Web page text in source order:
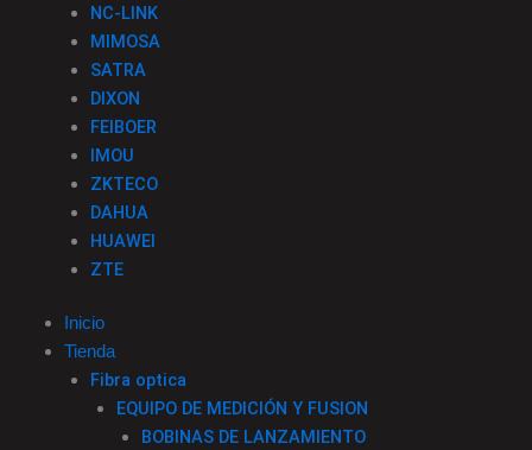
NC-LINK
MIMOSA
SATRA
DIXON
FEIBOER
IMOU
ZKTECO
DAHUA
HUAWEI
ZTE
Inicio
Tienda
Fibra optica
EQUIPO DE MEDICIÓN Y FUSION
BOBINAS DE LANZAMIENTO